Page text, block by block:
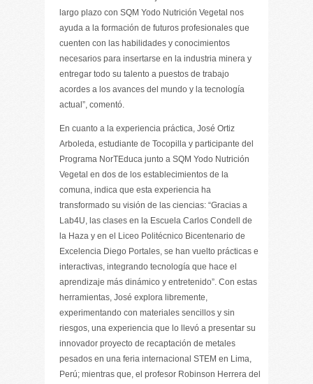
largo plazo con SQM Yodo Nutrición Vegetal nos
ayuda a la formación de futuros profesionales que
cuenten con las habilidades y conocimientos
necesarios para insertarse en la industria minera y
entregar todo su talento a puestos de trabajo
acordes a los avances del mundo y la tecnología
actual”, comentó.
En cuanto a la experiencia práctica, José Ortiz
Arboleda, estudiante de Tocopilla y participante del
Programa NorTEduca junto a SQM Yodo Nutrición
Vegetal en dos de los establecimientos de la
comuna, indica que esta experiencia ha
transformado su visión de las ciencias: “Gracias a
Lab4U, las clases en la Escuela Carlos Condell de
la Haza y en el Liceo Politécnico Bicentenario de
Excelencia Diego Portales, se han vuelto prácticas e
interactivas, integrando tecnología que hace el
aprendizaje más dinámico y entretenido”. Con estas
herramientas, José explora libremente,
experimentando con materiales sencillos y sin
riesgos, una experiencia que lo llevó a presentar su
innovador proyecto de recaptación de metales
pesados en una feria internacional STEM en Lima,
Perú; mientras que, el profesor Robinson Herrera del